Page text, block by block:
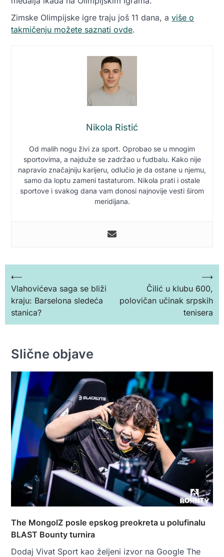
Zimske Olimpijske igre traju još 11 dana, a više o
takmičenju možete saznati ovde.
Nikola Ristić
Od malih nogu živi za sport. Oprobao se u mnogim
sportovima, a najduže se zadržao u fudbalu. Kako nije
napravio značajniju karijeru, odlučio je da ostane u njemu,
samo da loptu zameni tastaturom. Nikola prati i ostale
sportove i svakog dana vam donosi najnovije vesti širom
meridijana.
Кретање
чланка
⟵
Vlahovićeva saga se bliži
kraju: Barselona sledeća
stanica?
Čilić u klubu 600,
polovičan učinak srpskih
tenisera
⟶
Slične objave
The MongolZ posle epskog preokreta u polufinalu
BLAST Bounty turnira
Dodaj Vivat Sport kao željeni izvor na Google The